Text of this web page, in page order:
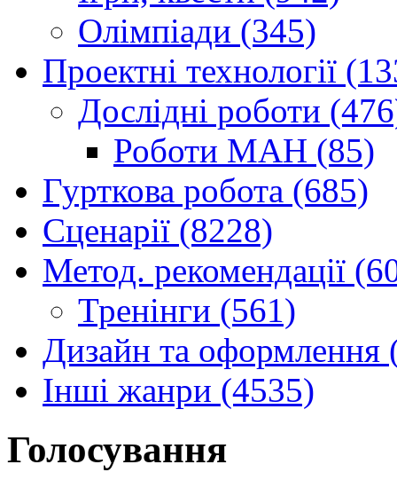
Олімпіади (345)
Проектні технології
Дослідні роботи
Роботи МАН (85)
Гурткова робота (685)
Сценарії (8228)
Метод. рекомендації
Тренінги (561)
Дизайн та оформлення
Інші жанри (4535)
Голосування